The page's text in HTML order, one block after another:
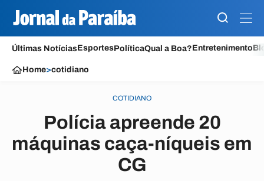
Últimas NotíciasEsportesPolíticaQual a Boa?Entretenimento
Home>cotidiano
COTIDIANO
Polícia apreende 20
máquinas caça-níqueis em
CG